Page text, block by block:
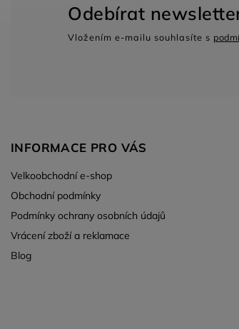
INFORMACE PRO VÁS
Velkoobchodní e-shop
Obchodní podmínky
Podmínky ochrany osobních údajů
Vrácení zboží a reklamace
Blog
Odebírat
Vložením e-mailu souhlasíte s